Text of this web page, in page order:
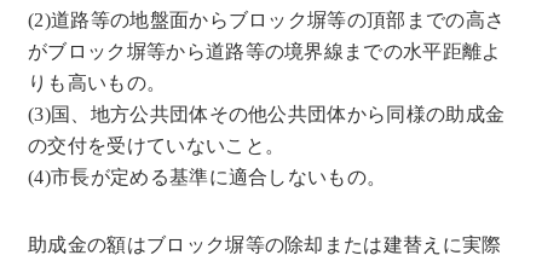
(2)道路等の地盤面からブロック塀等の頂部までの高さ
がブロック塀等から道路等の境界線までの水平距離よ
りも高いもの。
(3)国、地方公共団体その他公共団体から同様の助成金
の交付を受けていないこと。
(4)市長が定める基準に適合しないもの。
助成金の額はブロック塀等の除却または建替えに実際